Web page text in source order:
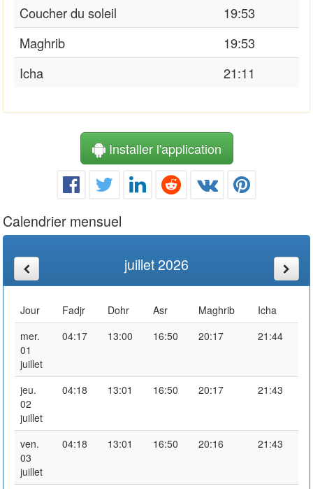
Coucher du soleil
19:53
Maghrib
19:53
Icha
21:11
Installer l'application
Calendrier mensuel
juillet 2026
Jour Fadjr Dohr Asr Maghrib
Icha
mer.
01
juillet
04:17 13:00 16:50 20:17 21:44
jeu.
02
juillet
04:18 13:01 16:50 20:17 21:43
ven.
03
juillet
04:18 13:01 16:50 20:16 21:43